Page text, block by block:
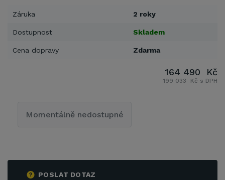
Záruka 2 roky
Dostupnost Skladem
Cena dopravy Zdarma
POSLAT DOTAZ
164 490 Kč
199 033 Kč s DPH
Momentálně nedostupné